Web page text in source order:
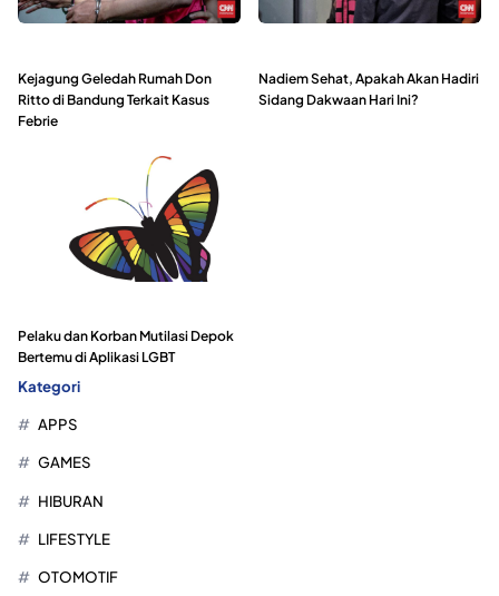
Kejagung Geledah Rumah Don
Ritto di Bandung Terkait Kasus
Febrie
Nadiem Sehat, Apakah Akan Hadiri
Sidang Dakwaan Hari Ini?
Pelaku dan Korban Mutilasi Depok
Bertemu di Aplikasi LGBT
Kategori
APPS
GAMES
HIBURAN
LIFESTYLE
OTOMOTIF